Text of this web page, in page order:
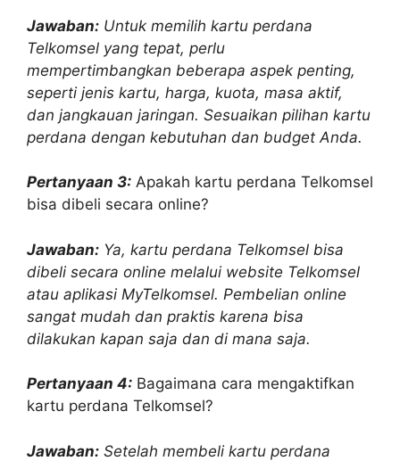
Jawaban: Untuk memilih kartu perdana
Telkomsel yang tepat, perlu
mempertimbangkan beberapa aspek penting,
seperti jenis kartu, harga, kuota, masa aktif,
dan jangkauan jaringan. Sesuaikan pilihan kartu
perdana dengan kebutuhan dan budget Anda.
Pertanyaan 3: Apakah kartu perdana Telkomsel
bisa dibeli secara online?
Jawaban: Ya, kartu perdana Telkomsel bisa
dibeli secara online melalui website Telkomsel
atau aplikasi MyTelkomsel. Pembelian online
sangat mudah dan praktis karena bisa
dilakukan kapan saja dan di mana saja.
Pertanyaan 4: Bagaimana cara mengaktifkan
kartu perdana Telkomsel?
Jawaban: Setelah membeli kartu perdana